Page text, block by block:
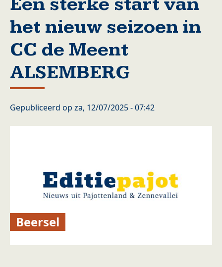
het nieuw seizoen in
CC de Meent
ALSEMBERG
Gepubliceerd op za, 12/07/2025 - 07:42
Beersel